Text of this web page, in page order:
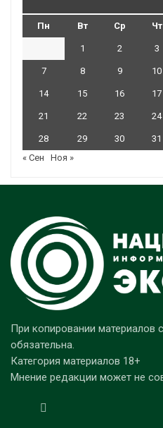
Пн Вт Ср Чт
1 2 3
7 8 9 10
14 15 16 17
21 22 23 24
28 29 30
31
« Сен
Ноя »
При копировании материалов
обязательна.
Категория материалов 18+
Мнение редакции может не